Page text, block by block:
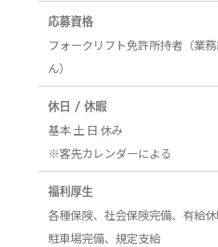
応募資格
フォークリフト免許所持者（業
ん）
休日 / 休暇
基本 土 日 休み
※客先カレンダーによる
福利厚生
各種保険、社会保険完備、有給休
駐車場完備、規定支給